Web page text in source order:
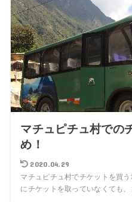
マチュピチュ村での
め！
2020.04.29
マチュピチュ村でチケットを買
にチケットを取っていなくても、